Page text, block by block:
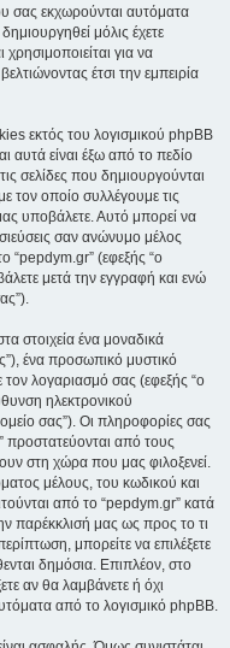
σας εκχωρούνται αυτόματα
μόλις έχετε
για να
έτσι την εμπειρία
εκτός του λογισμικού phpBB
αυτά είναι έξω από το πεδίο
σελίδες που δημιουργούνται
τον οποίο συλλέγουμε τις
υποβάλετε. Αυτό μπορεί να
σαν ανώνυμο μέλος
“pepdym.gr” (εφεξής “ο
μετά την εγγραφή και ενώ
στοιχεία ένα μοναδικά
ένα προσωπικό μυστικό
τον λογαριασμό σας (εφεξής “ο
ηλεκτρονικού
σας”). Οι πληροφορίες σας
προστατεύονται από τους
στη χώρα που μας φιλοξενεί.
μέλους, του κωδικού και
από το “pepdym.gr” κατά
παρέκκλισή μας ως προς το τι
μπορείτε να επιλέξετε
δημόσια. Επιπλέον, στο
αν θα λαμβάνετε ή όχι
από το λογισμικό phpBB.